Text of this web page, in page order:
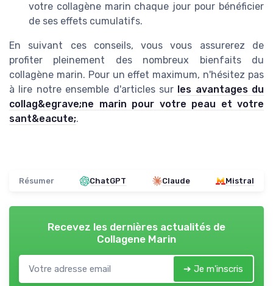
votre collagène marin chaque jour pour bénéficier
de ses effets cumulatifs.
En suivant ces conseils, vous vous assurerez de
profiter pleinement des nombreux bienfaits du
collagène marin. Pour un effet maximum, n'hésitez pas
à lire notre ensemble d'articles sur les avantages du
collag&egrave;ne marin pour votre peau et votre
sant&eacute;.
Résumer ChatGPT Claude Mistral
Recevez les dernières actualités de
Collagene Marin
➔ Je m'inscris